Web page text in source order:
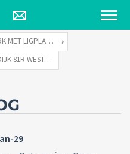
WOONARK MET LIGPLAATS
KANAALDIJK 81R WESTZAAN-29
29